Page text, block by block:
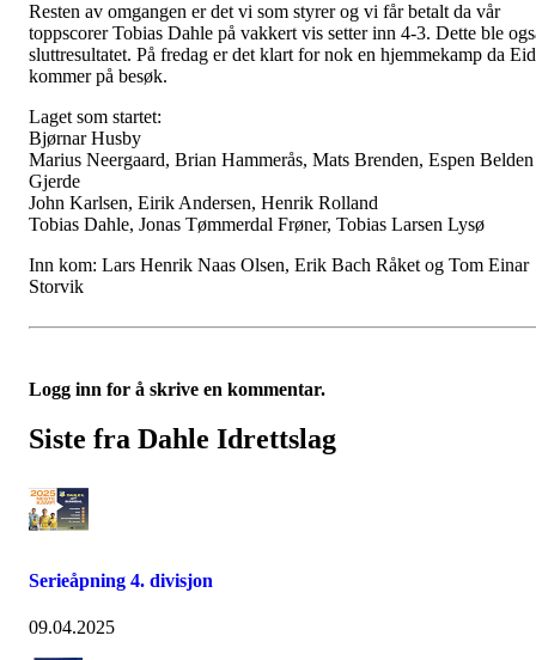
Resten av omgangen er det vi som styrer og vi får betalt da vår
toppscorer Tobias Dahle på vakkert vis setter inn 4-3. Dette ble
sluttresultatet. På fredag er det klart for nok en hjemmekamp da
kommer på besøk.
Laget som startet:
Bjørnar Husby
Marius Neergaard, Brian Hammerås, Mats Brenden, Espen Belden
Gjerde
John Karlsen, Eirik Andersen, Henrik Rolland
Tobias Dahle, Jonas Tømmerdal Frøner, Tobias Larsen Lysø
Inn kom: Lars Henrik Naas Olsen, Erik Bach Råket og Tom Einar
Storvik
Logg inn for å skrive en kommentar.
Siste fra Dahle Idrettslag
Serieåpning 4. divisjon
09.04.2025